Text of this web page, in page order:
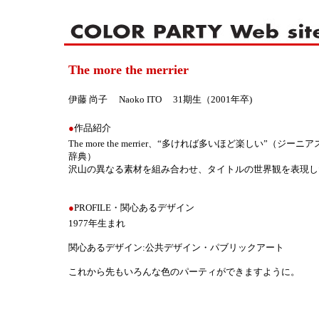
The more the merrier
伊藤 尚子 Naoko ITO 31期生（2001年卒)
●作品紹介
The more the merrier、“多ければ多いほど楽しい”（ジーニア
辞典）
沢山の異なる素材を組み合わせ、タイトルの世界観を表現
●PROFILE・関心あるデザイン
1977年生まれ
関心あるデザイン:公共デザイン・パブリックアート
これから先もいろんな色のパーティができますように。